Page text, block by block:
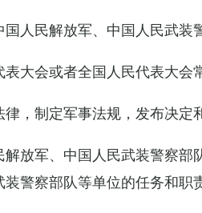
国人民解放军、中国人民武
表大会或者全国人民代表大会
律，制定军事法规，发布决定
解放军、中国人民武装警察
警察部队等单位的任务和职